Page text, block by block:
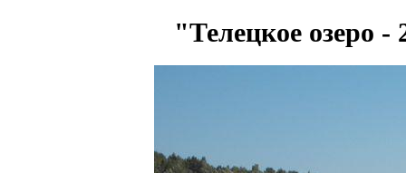
"Телецкое озеро